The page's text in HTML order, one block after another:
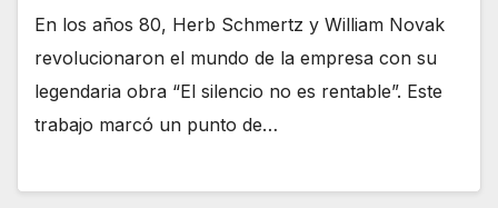
En los años 80, Herb Schmertz y William Novak
revolucionaron el mundo de la empresa con su
legendaria obra “El silencio no es rentable”. Este
trabajo marcó un punto de…